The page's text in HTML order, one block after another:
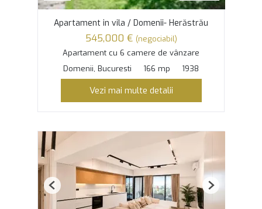
Apartament in vila / Domenii- Herăstrău
545,000 € (negociabil)
Apartament cu 6 camere de vânzare
Domenii, Bucuresti
166 mp 1938
Vezi mai multe detalii
Previous Next